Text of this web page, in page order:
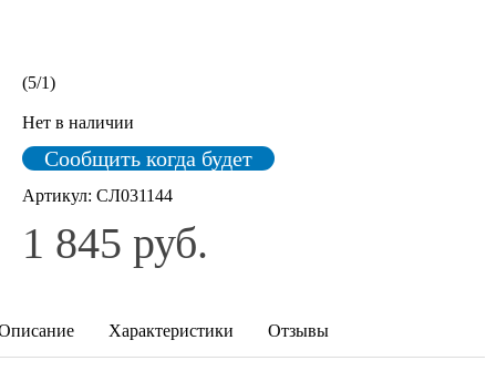
(5/1)
Нет в наличии
Сообщить когда будет
Артикул: СЛ031144
1 845 руб.
Характеристики Отзывы